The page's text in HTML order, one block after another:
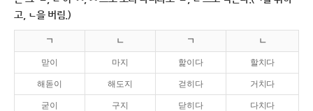
고, ㄴ을 버림.)
ㄱ ㄴ ㄱ ㄴ
맏이 마지 핥이다 할치다
해돋이 해도지 걷히다 거치다
굳이 구지 닫히다 다치다